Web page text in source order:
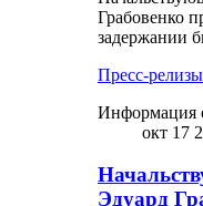
Грабовенко
задержании
Пресс-релизы
Информация
окт 17
Эдуард